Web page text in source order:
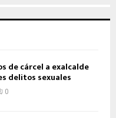
de cárcel a exalcalde
delitos sexuales
0